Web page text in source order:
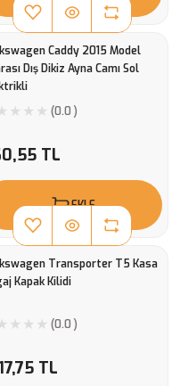
Caddy 2015 Model
Dış Dikiz Ayna Camı Sol
(0.0 )
TL
EKLE
Transporter T5 Kasa
Kapak Kilidi
(0.0 )
TL